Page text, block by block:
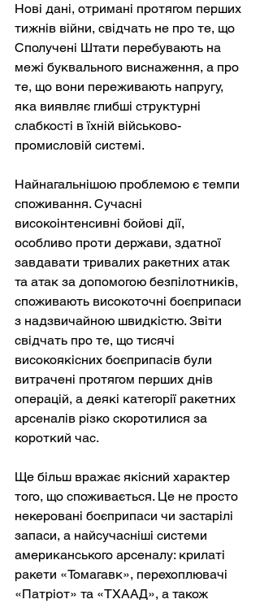
Нові дані, отримані протягом перших
тижнів війни, свідчать не про те, що
Сполучені Штати перебувають на
межі буквального виснаження, а про
те, що вони переживають напругу,
яка виявляє глибші структурні
слабкості в їхній військово-
промисловій системі.
Найнагальнішою проблемою є темпи
споживання. Сучасні
високоінтенсивні бойові дії,
особливо проти держави, здатної
завдавати тривалих ракетних атак
та атак за допомогою безпілотників,
споживають високоточні боєприпаси
з надзвичайною швидкістю. Звіти
свідчать про те, що тисячі
високоякісних боєприпасів були
витрачені протягом перших днів
операцій, а деякі категорії ракетних
арсеналів різко скоротилися за
короткий час.
Ще більш вражає якісний характер
того, що споживається. Це не просто
некеровані боєприпаси чи застарілі
запаси, а найсучасніші системи
американського арсеналу: крилаті
ракети «Томагавк», перехоплювачі
«Патріот» та «ТХААД», а також